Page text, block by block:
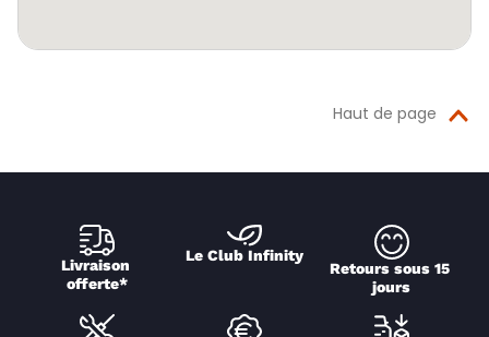
Haut de page
Livraison
offerte*
Le Club Infinity
Retours sous 15
jours